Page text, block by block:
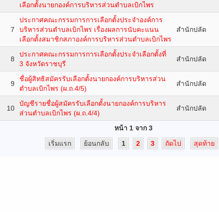
เลือกตั้งนายกองค์การบริหารส่วนตำบลเบิกไพร
7
ประกาศคณะกรรมการการเลือกตั้งประจำองค์การ
บริหารส่วนตำบลเบิกไพร เรื่องผลการนับคะแนน
เลือกตั้งสมาชิกสภาองค์การบริหารส่วนตำบลเบิกไพร
สำนักปลัด
8
ประกาศคณะกรรมการการเลือกตั้งประจำเลือกตั้งที่
3 จังหวัดราชบุรี
สำนักปลัด
9
ชื่อผู้สิทธิสมัครรับเลือกตั้งนายกองค์การบริหารส่วน
ตำบลเบิกไพร (ผ.ถ.4/5)
สำนักปลัด
10
บัญชีรายชื่อผู้สมัครรับเลือกตั้งนายกองค์การบริหาร
ส่วนตำบลเบิกไพร (ผ.ถ.4/4)
สำนักปลัด
หน้า 1 จาก 3
เริ่มแรก
ย้อนกลับ 1 2 3 ถัดไป สุดท้าย